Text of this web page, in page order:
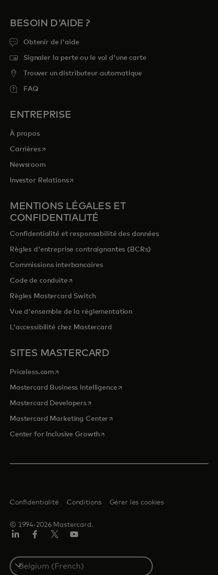
BESOIN D'AIDE ?
Obtenir de l'aide
Signaler la perte ou le vol d'une carte
Trouver un distributeur automatique
FAQ
ENTREPRISE
À propos
Carrièress’ouvre dans un nouvel onglet
Newsroom
Investor Relationss’ouvre dans un nouvel onglet
MENTIONS LÉGALES ET
CONFIDENTIALITÉ
Confidentialité et responsabilité des données
Règles d'entreprise contraignantes (BCRs)
Commissions interbancaires
Code de conduites’ouvre dans un nouvel onglet
Règles Mastercard Switch
Vue d'ensemble de la réglementation
L'accessibilité chez Mastercard
SITES MASTERCARD
Priceless.com s’ouvre dans un nouvel onglet
Mastercard Business Intelligences’ouvre dans un nouvel onglet
Mastercard Developerss’ouvre dans un nouvel onglet
Mastercard Marketing Centers’ouvre dans un nouvel onglet
Center for Inclusive Growths’ouvre dans un nouvel onglet
© 1994-2026 Mastercard.
Confidentialité Conditions Gérer les cookies
Select
a